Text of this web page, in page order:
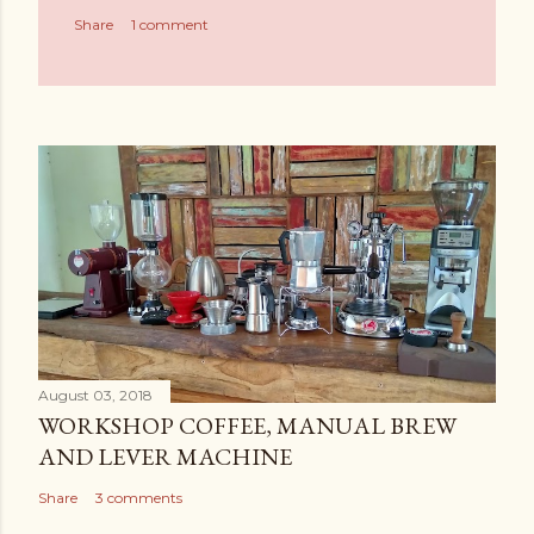
n
Share 1 comment
August 03, 2018
WORKSHOP COFFEE, MANUAL BREW
AND LEVER MACHINE
Share 3 comments